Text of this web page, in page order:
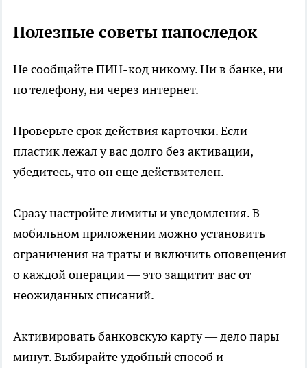
Полезные советы напоследок
Не сообщайте ПИН-код никому. Ни в банке, ни
по телефону, ни через интернет.
Проверьте срок действия карточки. Если
пластик лежал у вас долго без активации,
убедитесь, что он еще действителен.
Сразу настройте лимиты и уведомления. В
мобильном приложении можно установить
ограничения на траты и включить оповещения
о каждой операции — это защитит вас от
неожиданных списаний.
Активировать банковскую карту — дело пары
минут. Выбирайте удобный способ и